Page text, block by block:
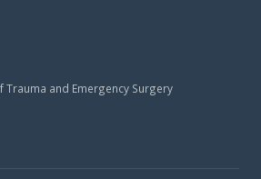
and Emergency Surgery